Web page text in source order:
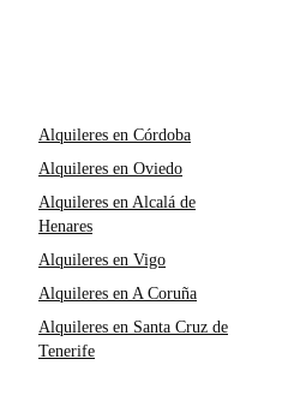
Alquileres en Córdoba
Alquileres en Oviedo
Alquileres en Alcalá de
Henares
Alquileres en Vigo
Alquileres en A Coruña
Alquileres en Santa Cruz de
Tenerife